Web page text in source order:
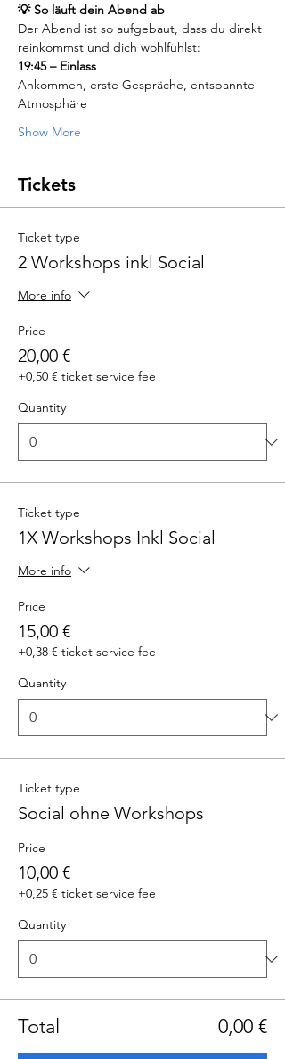
💡 So läuft dein Abend ab
Der Abend ist so aufgebaut, dass du direkt
reinkommst und dich wohlfühlst:
19:45 – Einlass
Ankommen, erste Gespräche, entspannte
Atmosphäre
Show More
Tickets
Ticket type
2 Workshops inkl Social
More info
Price
20,00 €
+0,50 € ticket service fee
Quantity
Ticket type
1X Workshops Inkl Social
More info
Price
15,00 €
+0,38 € ticket service fee
Quantity
Ticket type
Social ohne Workshops
Price
10,00 €
+0,25 € ticket service fee
Quantity
Total 0,00 €